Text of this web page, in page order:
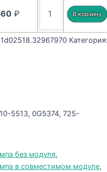
₽
5513, 0G5374, 725-
без модуля,
в совместимом модуле,